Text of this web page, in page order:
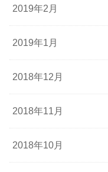
2019年2月
2019年1月
2018年12月
2018年11月
2018年10月